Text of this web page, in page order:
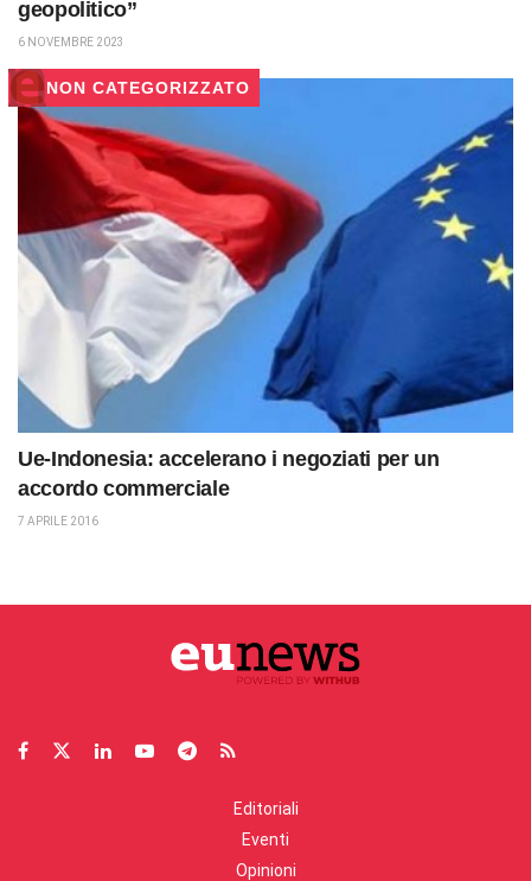
geopolitico”
6 NOVEMBRE 2023
NON CATEGORIZZATO
Ue-Indonesia: accelerano i negoziati per un
accordo commerciale
7 APRILE 2016
Editoriali
Eventi
Opinioni